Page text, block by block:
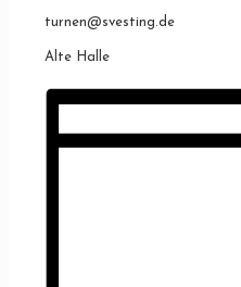
turnen@svesting.de
Alte Halle